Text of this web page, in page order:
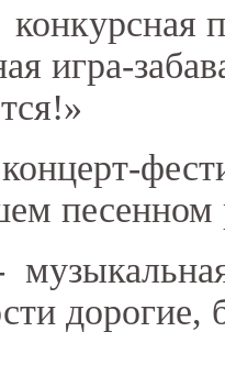
конкурсная
игра-
песенном